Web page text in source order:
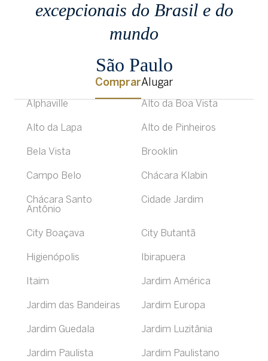
excepcionais do Brasil e do
mundo
São Paulo
ComprarAlugar
Alphaville Alto da Boa Vista
Alto da Lapa Alto de Pinheiros
Bela Vista Brooklin
Campo Belo Chácara Klabin
Chácara Santo
Antônio
Cidade Jardim
City Boaçava City Butantã
Higienópolis Ibirapuera
Itaim Jardim América
Jardim das Bandeiras Jardim Europa
Jardim Guedala Jardim Luzitânia
Jardim Paulista Jardim Paulistano